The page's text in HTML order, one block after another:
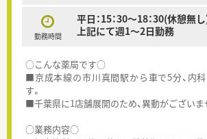
勤務時間
平日：15：30～18：30(休憩無
上記にて週1～2日勤務
○こんな薬局です○
■京成本線の市川真間駅から車で5分、内
す。
■千葉県に1店舗展開のため、異動がございま
○業務内容○